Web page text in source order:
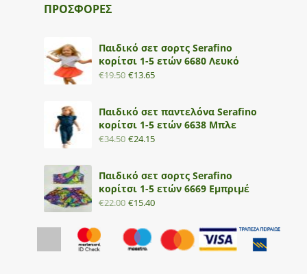
ΠΡΟΣΦΟΡΕΣ
Παιδικό σετ σορτς Serafino
κορίτσι 1-5 ετών 6680 Λευκό
€19.50 €13.65
Παιδικό σετ παντελόνα Serafino
κορίτσι 1-5 ετών 6638 Μπλε
€34.50 €24.15
Παιδικό σετ σορτς Serafino
κορίτσι 1-5 ετών 6669 Εμπριμέ
€22.00 €15.40